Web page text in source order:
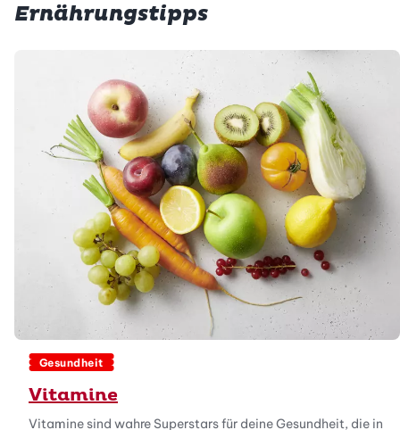
Ernährungstipps
Gesundheit
Vitamine
Vitamine sind wahre Superstars für deine Gesundheit, die in